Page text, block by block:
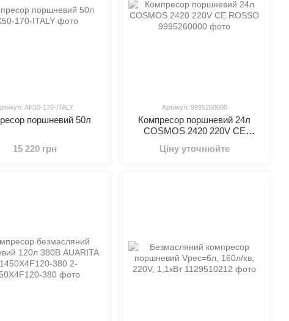
AK50-170-ITALY
поршневий 50л
15 220 грн
Артикул: 9995260000
Компресор поршневий 24л
COSMOS 2420 220V CE
Ціну уточнюйте